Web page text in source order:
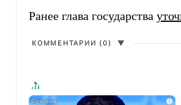
Ранее глава государства
КОММЕНТАРИИ (0) ▼
i